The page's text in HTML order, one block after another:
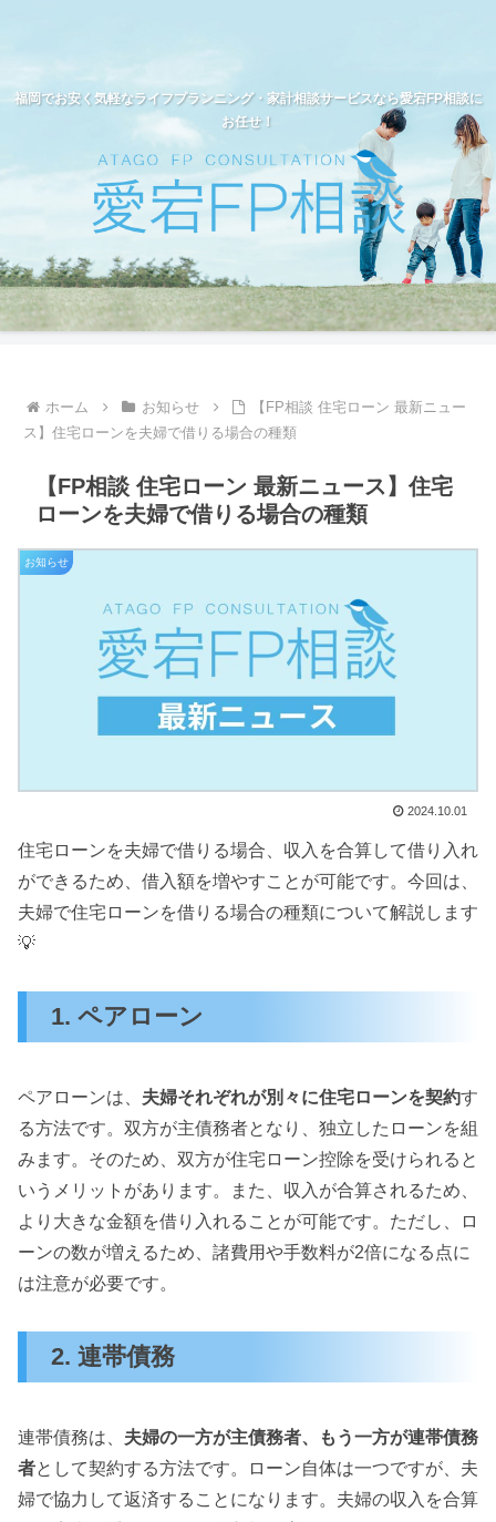
福岡でお安く気軽なライフプランニング・家計相談サービスなら愛宕FP相談に
お任せ！
ホーム お知らせ
【FP相談 住宅ローン 最新ニュー
ス】住宅ローンを夫婦で借りる場合の種類
【FP相談 住宅ローン 最新ニュース】住宅
ローンを夫婦で借りる場合の種類
お知らせ
2024.10.01
住宅ローンを夫婦で借りる場合、収入を合算して借り入れ
ができるため、借入額を増やすことが可能です。今回は、
夫婦で住宅ローンを借りる場合の種類について解説します
💡
1. ペアローン
ペアローンは、 夫婦それぞれが別々に住宅ローンを契約す
る方法です。双方が主債務者となり、独立したローンを組
みます。そのため、双方が住宅ローン控除を受けられると
いうメリットがあります。また、収入が合算されるため、
より大きな金額を借り入れることが可能です。ただし、ロ
ーンの数が増えるため、諸費用や手数料が2倍になる点に
は注意が必要です。
2. 連帯債務
連帯債務は、 夫婦の一方が主債務者、もう一方が連帯債務
者として契約する方法です。ローン自体は一つですが、夫
婦で協力して返済することになります。夫婦の収入を合算